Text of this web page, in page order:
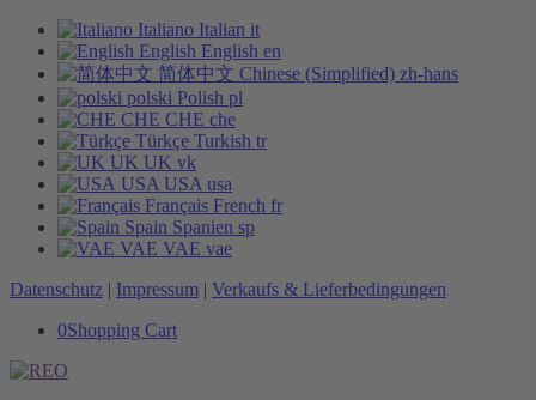
Italiano Italian it
English English en
简体中文 Chinese (Simplified) zh-hans
polski Polish pl
CHE CHE che
Türkçe Turkish tr
UK UK vk
USA USA usa
Français French fr
Spain Spanien sp
VAE VAE vae
Datenschutz | Impressum | Verkaufs & Lieferbedingungen
0Shopping Cart